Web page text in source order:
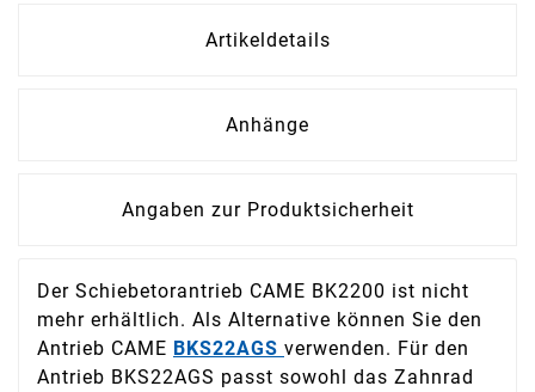
Artikeldetails
Anhänge
Angaben zur Produktsicherheit
Der Schiebetorantrieb CAME BK2200 ist nicht
mehr erhältlich. Als Alternative können Sie den
Antrieb CAME BKS22AGS verwenden. Für den
Antrieb BKS22AGS passt sowohl das Zahnrad